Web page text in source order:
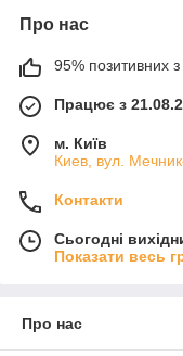
Про нас
95% позитивних з
Працює з
м. Київ
Киев, вул.
Контакти
Сьогодні
Показати весь
Про нас